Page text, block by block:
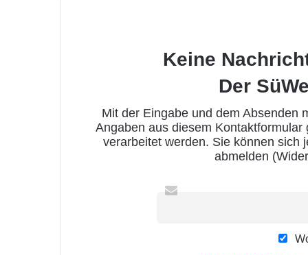
Keine
Der
Mit der Eingabe und dem Absenden
Angaben aus diesem
verarbeitet werden. Sie können sich
abmelden